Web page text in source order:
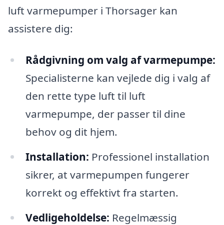
luft varmepumper i Thorsager kan
assistere dig:
Rådgivning om valg af varmepumpe:
Specialisterne kan vejlede dig i valg af
den rette type luft til luft
varmepumpe, der passer til dine
behov og dit hjem.
Installation: Professionel installation
sikrer, at varmepumpen fungerer
korrekt og effektivt fra starten.
Vedligeholdelse: Regelmæssig